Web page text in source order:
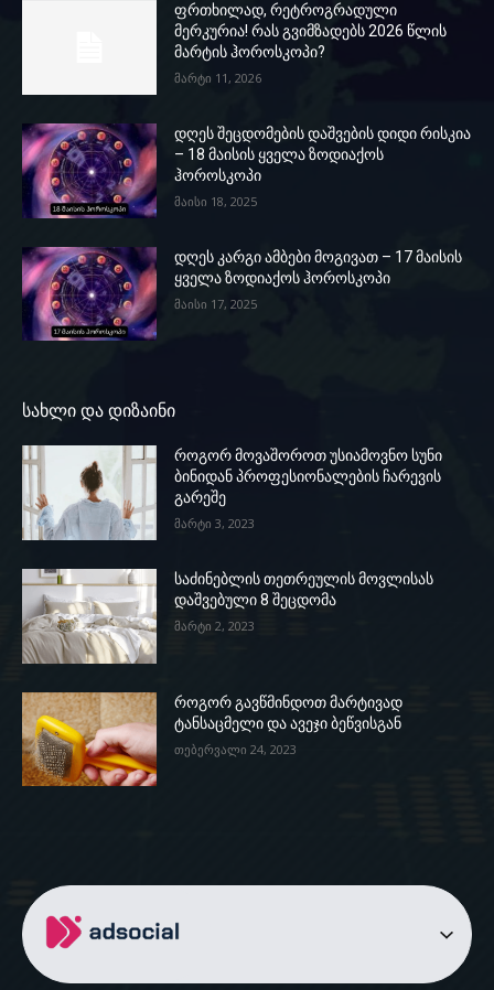
ფრთხილად, რეტროგრადული
მერკურია! რას გვიმზადებს 2026 წლის
მარტის ჰოროსკოპი?
მარტი 11, 2026
დღეს შეცდომების დაშვების დიდი რისკია
– 18 მაისის ყველა ზოდიაქოს
ჰოროსკოპი
მაისი 18, 2025
დღეს კარგი ამბები მოგივათ – 17 მაისის
ყველა ზოდიაქოს ჰოროსკოპი
მაისი 17, 2025
სახლი და დიზაინი
როგორ მოვაშოროთ უსიამოვნო სუნი
ბინიდან პროფესიონალების ჩარევის
გარეშე
მარტი 3, 2023
საძინებლის თეთრეულის მოვლისას
დაშვებული 8 შეცდომა
მარტი 2, 2023
როგორ გავწმინდოთ მარტივად
ტანსაცმელი და ავეჯი ბეწვისგან
თებერვალი 24, 2023